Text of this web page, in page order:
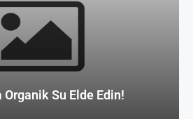
Organik Su Elde Edin!